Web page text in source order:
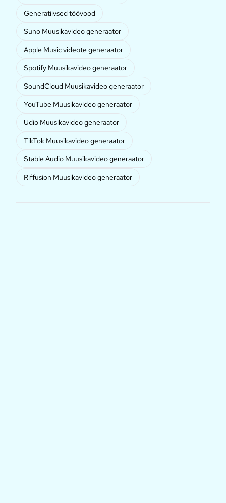
Generatiivsed töövood
Suno Muusikavideo generaator
Apple Music videote generaator
Spotify Muusikavideo generaator
SoundCloud Muusikavideo generaator
YouTube Muusikavideo generaator
Udio Muusikavideo generaator
TikTok Muusikavideo generaator
Stable Audio Muusikavideo generaator
Riffusion Muusikavideo generaator